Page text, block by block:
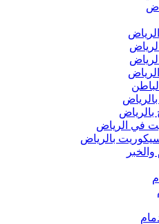
في الرياض
بالرياض